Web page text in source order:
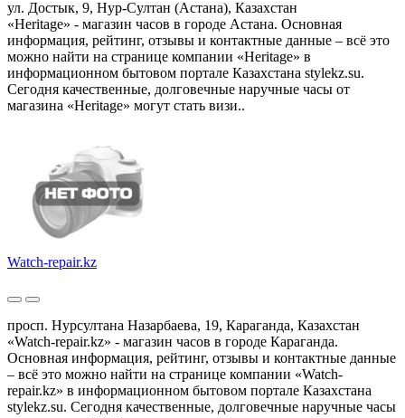
ул. Достык, 9, Нур-Султан (Астана), Казахстан
«Heritage» - магазин часов в городе Астана. Основная
информация, рейтинг, отзывы и контактные данные – всё это
можно найти на странице компании «Heritage» в
информационном бытовом портале Казахстана stylekz.su.
Сегодня качественные, долговечные наручные часы от
магазина «Heritage» могут стать визи..
Watch-repair.kz
просп. Нурсултана Назарбаева, 19, Караганда, Казахстан
«Watch-repair.kz» - магазин часов в городе Караганда.
Основная информация, рейтинг, отзывы и контактные данные
– всё это можно найти на странице компании «Watch-
repair.kz» в информационном бытовом портале Казахстана
stylekz.su. Сегодня качественные, долговечные наручные часы